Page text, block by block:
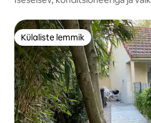
Külaliste lemmik
Külaliste lemmik